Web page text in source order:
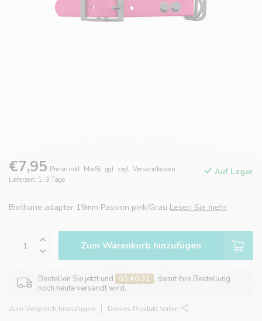
€7,95 Preise inkl. MwSt. ggf. zzgl. Versandkosten.
Lieferzeit: 1-3 Tage
Auf Lager
Biothane adapter 19mm Passion pink/Grau Lesen Sie mehr.
Zum Warenkorb hinzufügen
Bestellen Sie jetzt und 03:40:31 , damit Ihre Bestellung
noch heute versandt wird.
Zum Vergleich hinzufügen Dieses Produkt teilen